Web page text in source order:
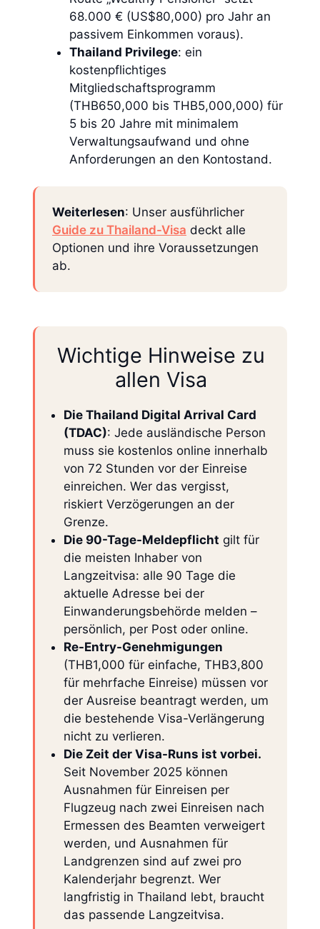
68.000 € (US$80,000) pro Jahr an
passivem Einkommen voraus).
Thailand Privilege: ein
kostenpflichtiges
Mitgliedschaftsprogramm
(THB650,000 bis THB5,000,000) für
5 bis 20 Jahre mit minimalem
Verwaltungsaufwand und ohne
Anforderungen an den Kontostand.
Weiterlesen: Unser ausführlicher
Guide zu Thailand-Visa deckt alle
Optionen und ihre Voraussetzungen
ab.
Wichtige Hinweise zu
allen Visa
Die Thailand Digital Arrival Card
(TDAC): Jede ausländische Person
muss sie kostenlos online innerhalb
von 72 Stunden vor der Einreise
einreichen. Wer das vergisst,
riskiert Verzögerungen an der
Grenze.
Die 90-Tage-Meldepflicht gilt für
die meisten Inhaber von
Langzeitvisa: alle 90 Tage die
aktuelle Adresse bei der
Einwanderungsbehörde melden –
persönlich, per Post oder online.
Re-Entry-Genehmigungen
(THB1,000 für einfache, THB3,800
für mehrfache Einreise) müssen vor
der Ausreise beantragt werden, um
die bestehende Visa-Verlängerung
nicht zu verlieren.
Die Zeit der Visa-Runs ist vorbei.
Seit November 2025 können
Ausnahmen für Einreisen per
Flugzeug nach zwei Einreisen nach
Ermessen des Beamten verweigert
werden, und Ausnahmen für
Landgrenzen sind auf zwei pro
Kalenderjahr begrenzt. Wer
langfristig in Thailand lebt, braucht
das passende Langzeitvisa.